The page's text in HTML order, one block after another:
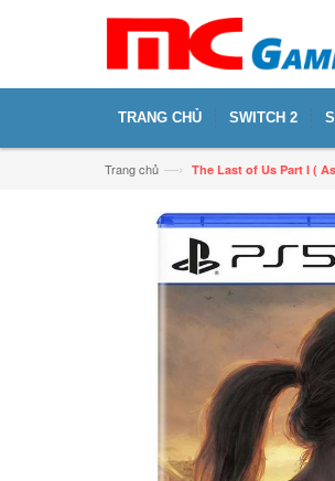
TRANG CHỦ SWITCH 2
Trang chủ —› The Last of Us Part I (